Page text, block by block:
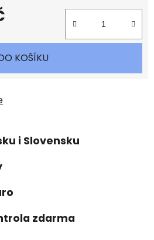
KOŠÍKU
i Slovensku
zdarma